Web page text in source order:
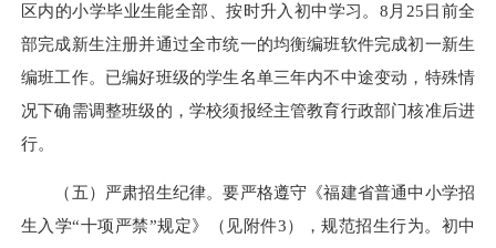
区内的小学毕业生能全部、按时升入初中学习。8月25日前全
部完成新生注册并通过全市统一的均衡编班软件完成初一新生
编班工作。已编好班级的学生名单三年内不中途变动，特殊情
况下确需调整班级的，学校须报经主管教育行政部门核准后进
行。
（五）严肃招生纪律。要严格遵守《福建省普通中小学招
生入学“十项严禁”规定》（见附件3），规范招生行为。初中